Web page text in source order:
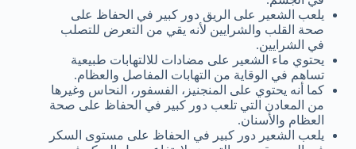
يلعب الشعير على الريق دور كبير في الحفاظ على
صحة القلب والشرايين لأنه يقي من التعرض للتصلب
في الشرايين.
يحتوي ماء الشعير على مضادات للالتهابات طبيعية
تساهم في الوقاية من التهابات المفاصل والعظام.
كما أنه يحتوي على المنجنيز، الفسفور، النحاس وغيرها
من المعادن التي تلعب دور كبير في الحفاظ على صحة
العظام والأسنان.
يلعب الشعير دور كبير في الحفاظ على مستوى السكر